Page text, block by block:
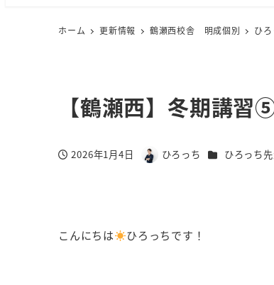
ホーム 更新情報 鶴瀬西校舎 明成個別 ひ
【鶴瀬西】冬期講
投稿日
2026年1月4日
著
ひろっち カテゴリー
ひろっち
こんにちは ひろっちです！